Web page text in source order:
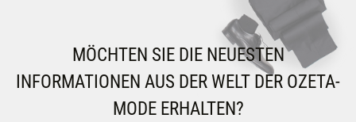
MÖCHTEN SIE DIE NEUESTEN
INFORMATIONEN AUS DER WELT DER OZETA-
MODE ERHALTEN?